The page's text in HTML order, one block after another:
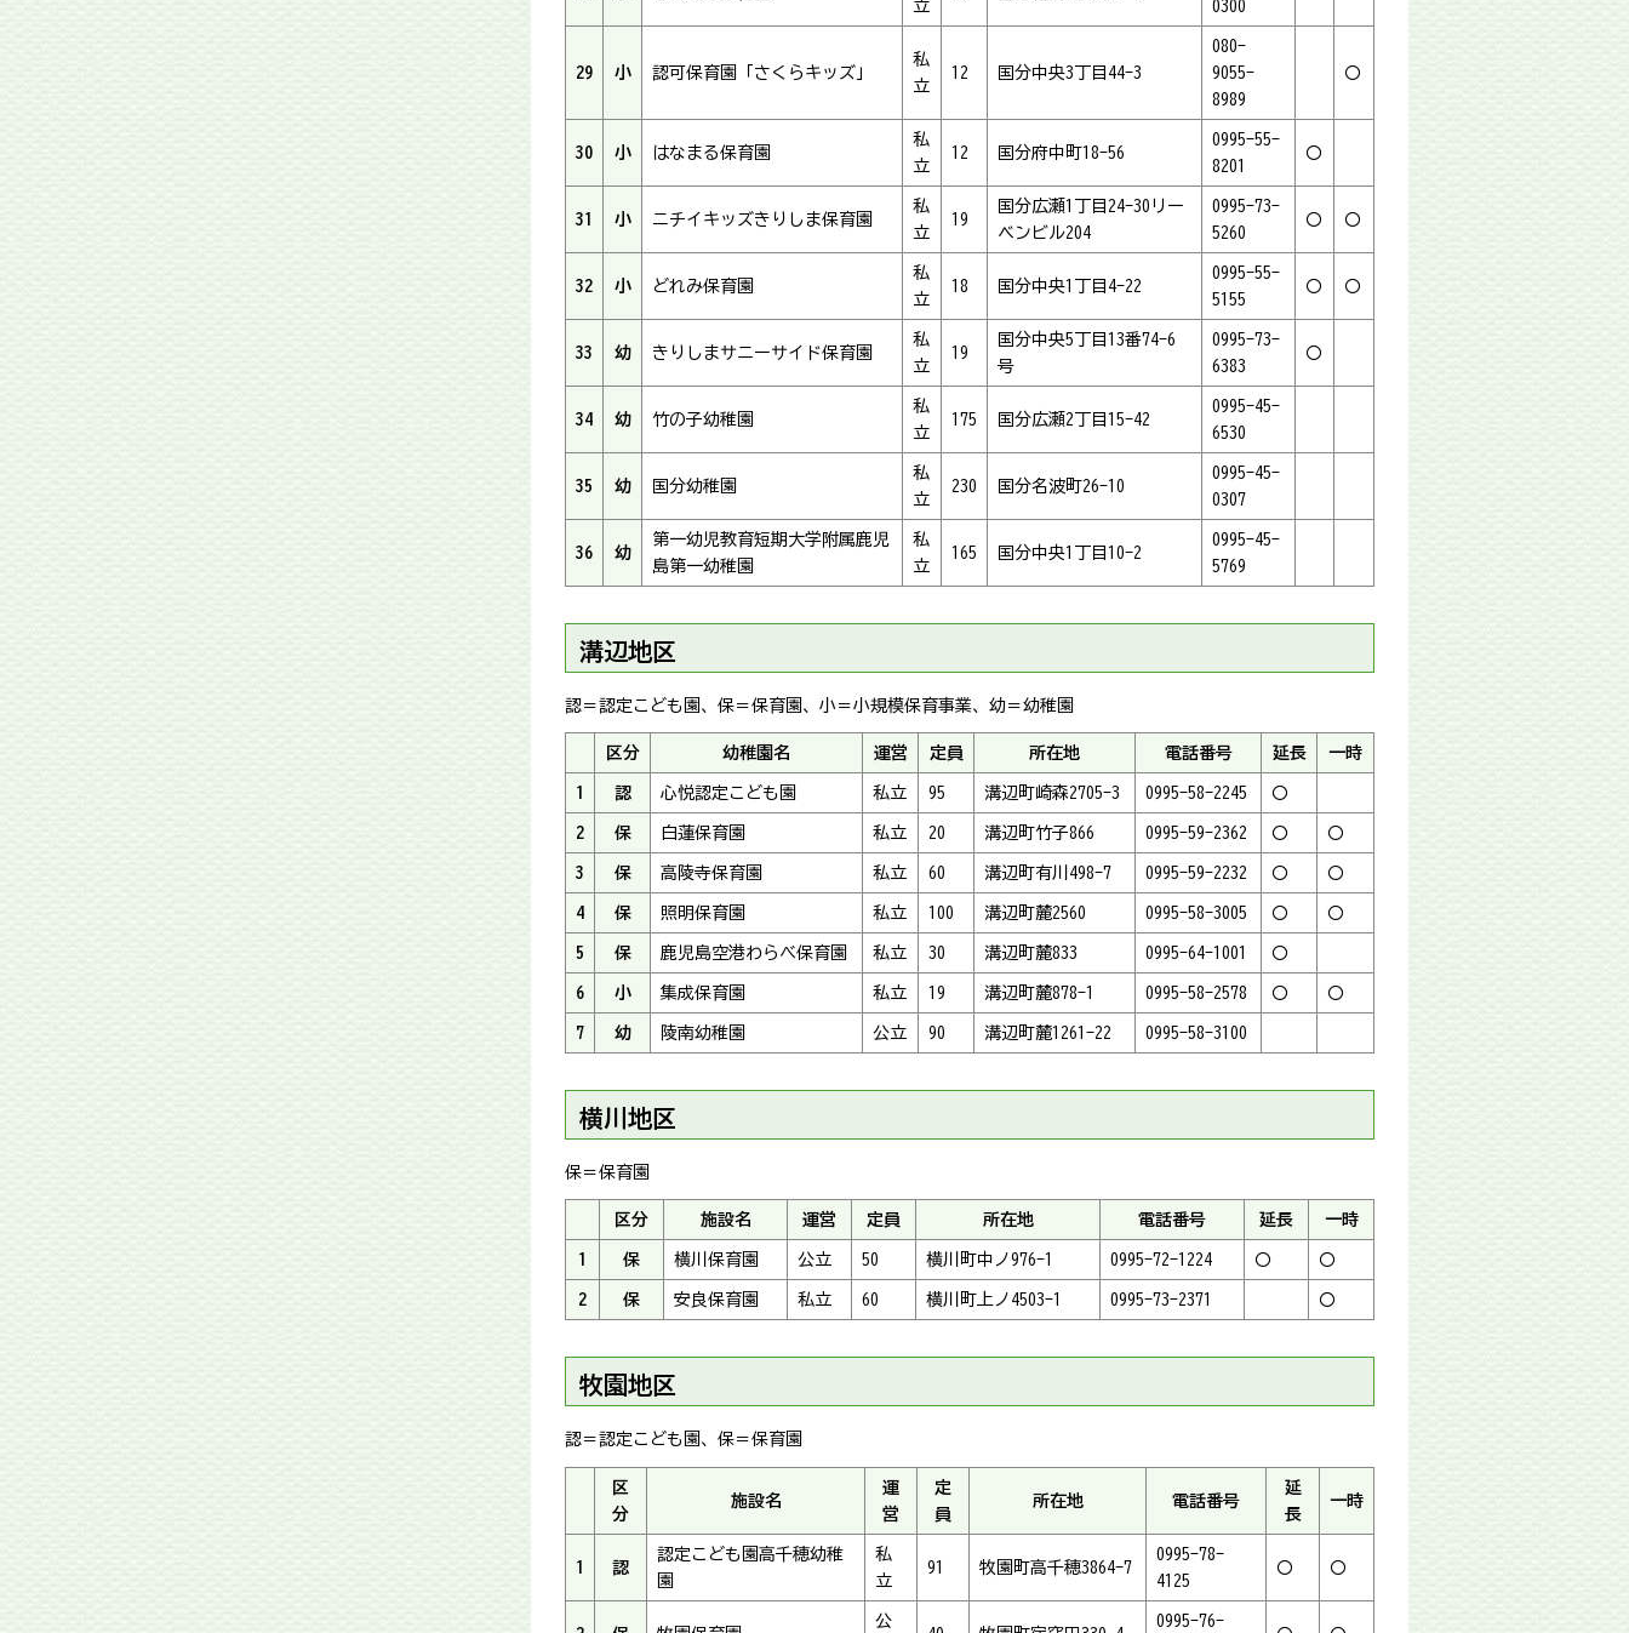
立
0300
29 小 認可保育園「さくらキッズ」
私
立
12 国分中央3丁目44-3
080-
9055-
8989
〇
30 小 はなまる保育園
私
立
12 国分府中町18-56
0995-55-
8201
〇
31 小 ニチイキッズきりしま保育園
私
立
19
国分広瀬1丁目24-30リー
ベンビル204
0995-73-
5260
〇 〇
32 小 どれみ保育園
私
立
18 国分中央1丁目4-22
0995-55-
5155
〇 〇
33 幼 きりしまサニーサイド保育園
私
立
19
国分中央5丁目13番74-6
号
0995-73-
6383
〇
34 幼 竹の子幼稚園
私
立
175 国分広瀬2丁目15-42
0995-45-
6530
35 幼 国分幼稚園
私
立
230 国分名波町26-10
0995-45-
0307
36 幼
第一幼児教育短期大学附属鹿児
島第一幼稚園
私
立
165 国分中央1丁目10-2
0995-45-
5769
溝辺地区
認＝認定こども園、保＝保育園、小＝小規模保育事業、幼＝幼稚園
区分 幼稚園名 運営 定員 所在地 電話番号 延長 一時
1 認 心悦認定こども園 私立 95 溝辺町崎森2705-3 0995-58-2245 〇
2 保 白蓮保育園 私立 20 溝辺町竹子866 0995-59-2362 〇 〇
3 保 高陵寺保育園 私立 60 溝辺町有川498-7 0995-59-2232 〇 〇
4 保 照明保育園 私立 100 溝辺町麓2560 0995-58-3005 〇 〇
5 保 鹿児島空港わらべ保育園 私立 30 溝辺町麓833 0995-64-1001 〇
6 小 集成保育園 私立 19 溝辺町麓878-1 0995-58-2578 〇 〇
7 幼 陵南幼稚園 公立 90 溝辺町麓1261-22 0995-58-3100
横川地区
保＝保育園
区分 施設名 運営 定員 所在地 電話番号 延長 一時
1 保 横川保育園 公立 50 横川町中ノ976-1 0995-72-1224 〇 〇
2 保 安良保育園 私立 60 横川町上ノ4503-1 0995-73-2371 〇
牧園地区
認＝認定こども園、保＝保育園
区
分
施設名
運
営
定
員
所在地 電話番号
延
長
一時
1 認
認定こども園高千穂幼稚
園
私
立
91 牧園町高千穂3864-7
0995-78-
4125
〇 〇
公 0995-76-